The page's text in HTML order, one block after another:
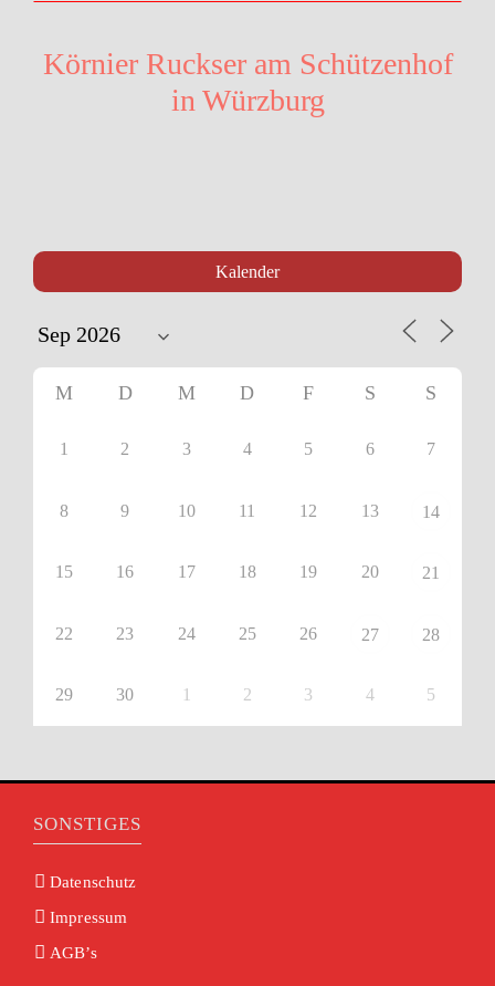
Körnier Ruckser am Schützenhof
in Würzburg
Kalender
M D M D F S S
1 2 3 4 5 6 7
8 9 10 11 12 13 14
15 16 17 18 19 20 21
22 23 24 25 26 27 28
29 30 1 2 3 4 5
SONSTIGES
Datenschutz
Impressum
AGB’s